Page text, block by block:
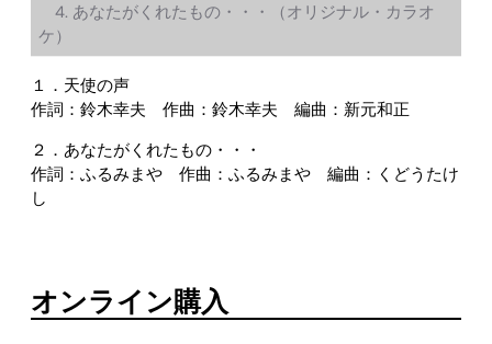
4. あなたがくれたもの・・・（オリジナル・カラオ
ケ）
１．天使の声
作詞：鈴木幸夫 作曲：鈴木幸夫 編曲：新元和正
２．あなたがくれたもの・・・
作詞：ふるみまや 作曲：ふるみまや 編曲：くどうたけ
し
オンライン購入